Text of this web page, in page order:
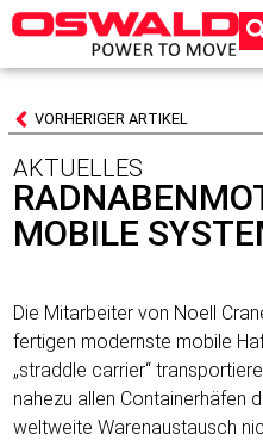
VORHERIGER ARTIKEL
AKTUELLES
MOBILE
Die Mitarbeiter von Noell
fertigen modernste mobile
„straddle carrier“
nahezu allen Containerhäfen
weltweite Warenaustausch